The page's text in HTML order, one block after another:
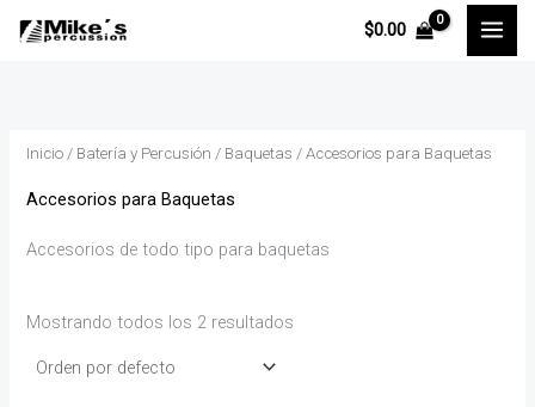
$0.00
Inicio / Batería y Percusión / Baquetas / Accesorios para Baquetas
Accesorios para Baquetas
Accesorios de todo tipo para baquetas
Mostrando todos los 2 resultados